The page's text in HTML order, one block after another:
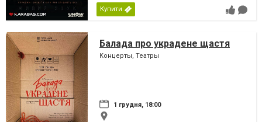
Купити
Балада про украдене щастя
Концерты, Театры
1 грудня, 18:00